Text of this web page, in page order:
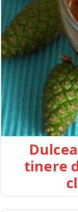
tinere